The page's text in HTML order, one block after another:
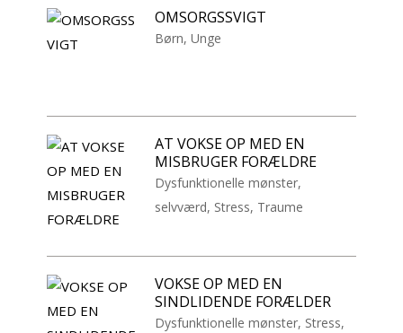
OMSORGSSVIGT
Børn,Unge
AT VOKSE OP MED EN
MISBRUGER FORÆLDRE
Dysfunktionelle mønster,
selvværd, Stress, Traume
VOKSE OP MED EN
SINDLIDENDE FORÆLDER
Dysfunktionelle mønster, Stress,